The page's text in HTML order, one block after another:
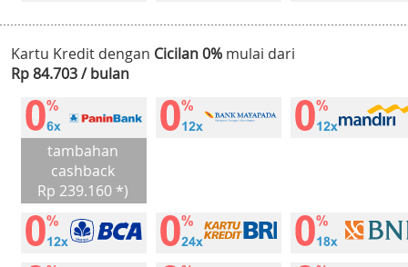
Kartu Kredit dengan Cicilan 0% mulai dari
Rp 84.703 / bulan
tambahan
cashback
Rp 239.160 *)